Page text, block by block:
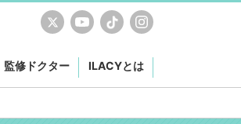
監修ドクター ILACYとは